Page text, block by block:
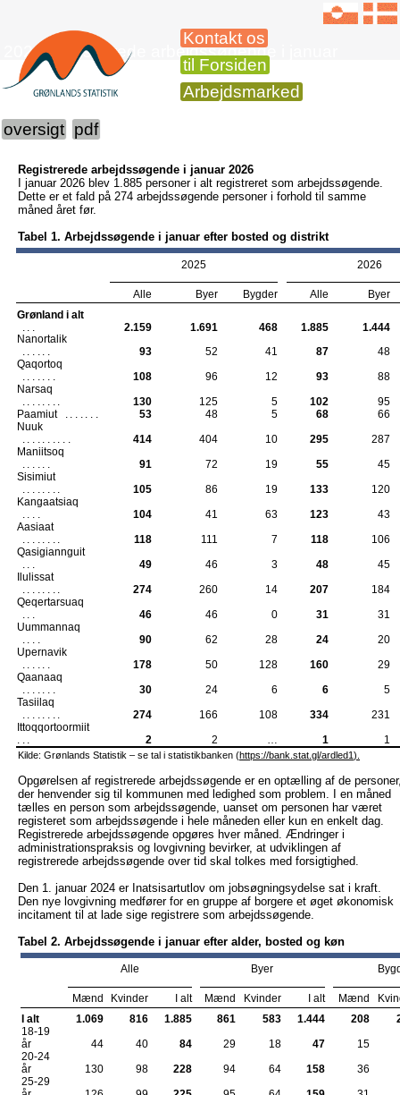
Kontakt os
til Forsiden
Arbejdsmarked
2026 Registrerede arbejdssøgende i januar
oversigt pdf